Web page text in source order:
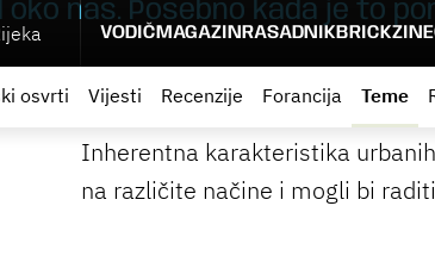
VODIČMAGAZINRASADNIKBRICKZINE
osvrti Vijesti Recenzije Forancija Teme
nas. Posebno kada je to
Inherentna karakteristika
na različite načine i mogli bi